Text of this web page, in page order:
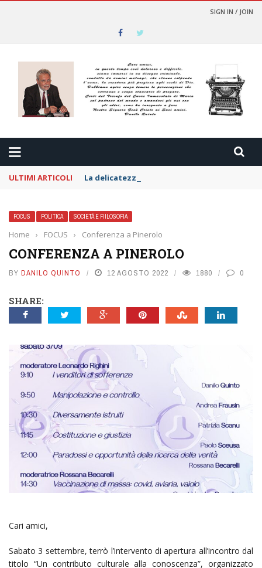
SIGN IN / JOIN
ULTIMI ARTICOLI La delicatezza per i nemici
FOCUS POLITICA SOCIETÁ E FIILOSOFIA
Home › FOCUS › Conferenza a Pinerolo
CONFERENZA A PINEROLO
BY DANILO QUINTO 12 AGOSTO 2022 1880 0
SHARE:
Cari amici,
Sabato 3 settembre, terrò l’intervento di apertura all’incontro dal
titolo “Un contributo culturale alla conoscenza”, organizzato